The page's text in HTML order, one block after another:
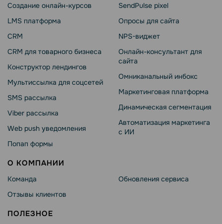
Создание онлайн-курсов
LMS платформа
CRM
CRM для товарного бизнеса
Конструктор лендингов
Мультиссылка для соцсетей
SMS рассылка
Viber рассылка
Web push уведомления
Попап формы
SendPulse pixel
Опросы для сайта
NPS-виджет
Онлайн-консультант для
сайта
Омниканальный инбокс
Маркетинговая платформа
Динамическая сегментация
Автоматизация маркетинга
с ИИ
О КОМПАНИИ
Команда
Отзывы клиентов
Обновления сервиса
ПОЛЕЗНОЕ